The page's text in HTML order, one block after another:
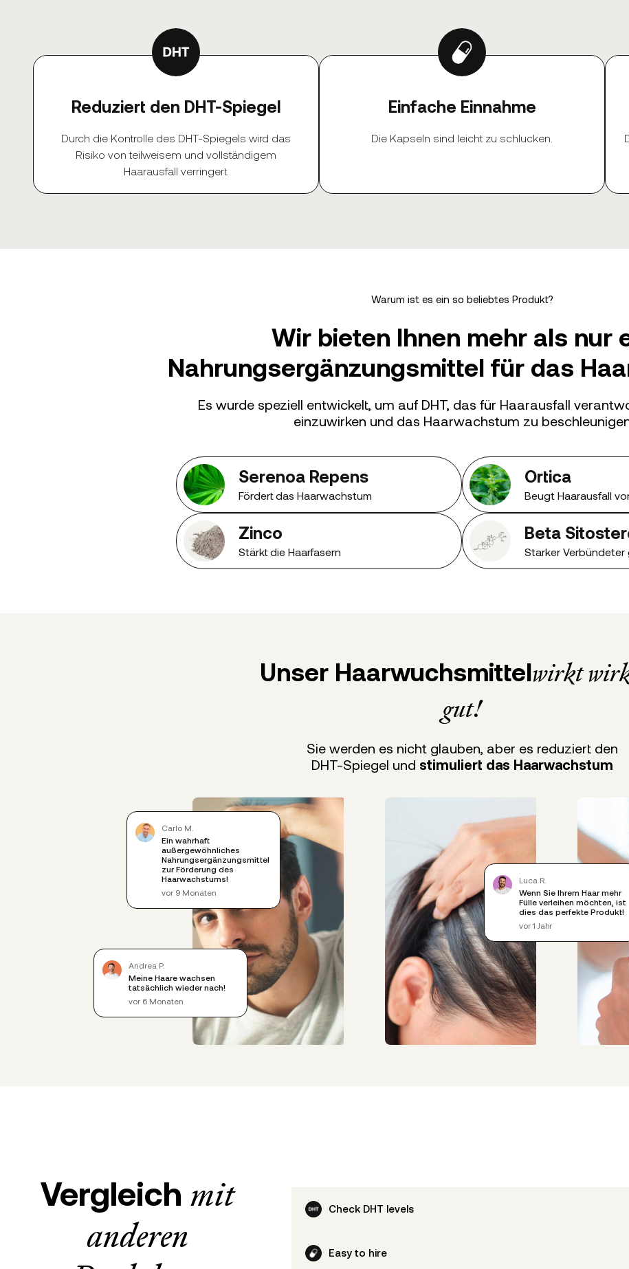
Reduziert den DHT-Spiegel
Durch die Kontrolle des DHT-Spiegels wird das
Risiko von teilweisem und vollständigem
Haarausfall verringert.
Einfache Einnahme
Die Kapseln sind leicht zu schlucken.
Warum ist es ein so beliebtes Produkt?
Wir bieten Ihnen mehr als nur
Nahrungsergänzungsmittel für das
Es wurde speziell entwickelt, um auf DHT, das für Haarausfall
einzuwirken und das Haarwachstum zu
Serenoa Repens
Fördert das Haarwachstum
Ortica
Beugt Haarausfall
Zinco
Stärkt die Haarfasern
Beta
Starker Verbündeter
Unser Haarwuchsmittelwirkt
gut!
Sie werden es nicht glauben, aber es reduziert den
DHT-Spiegel und stimuliert das Haarwachstum
Carlo M.
Ein wahrhaft
außergewöhnliches
Nahrungsergänzungsmittel
zur Förderung des
Haarwachstums!
vor 9 Monaten
Andrea P.
Meine Haare wachsen
tatsächlich wieder nach!
vor 6 Monaten
Luca R.
Wenn Sie Ihrem Haar mehr
Fülle verleihen möchten, ist
dies das perfekte Produkt!
vor 1 Jahr
Vergleich mit
anderen
Check DHT levels
Easy to hire